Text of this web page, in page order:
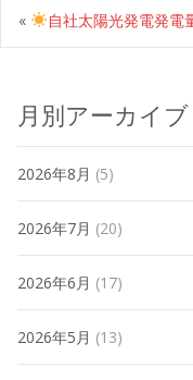
« 自社太陽光発電発電
月別アーカイブ
2026年8月 (5)
2026年7月 (20)
2026年6月 (17)
2026年5月 (13)